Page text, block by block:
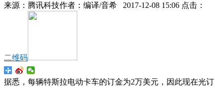
来源： 腾讯科技作者： 编译/音希 2017-12-08 15:06 点击：
二维码
据悉，每辆特斯拉电动卡车的订金为2万美元，因此现在光订